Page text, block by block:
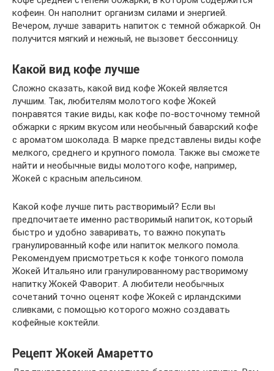
кофеин. Он наполнит организм силами и энергией.
Вечером, лучше заварить напиток с темной обжаркой. Он
получится мягкий и нежный, не вызовет бессонницу.
Какой вид кофе лучше
Сложно сказать, какой вид кофе Жокей является
лучшим. Так, любителям молотого кофе Жокей
понравятся такие виды, как кофе по-восточному темной
обжарки с ярким вкусом или необычный баварский кофе
с ароматом шоколада. В марке представлены виды кофе
мелкого, среднего и крупного помола. Также вы сможете
найти и необычные виды молотого кофе, например,
Жокей с красным апельсином.
Какой кофе лучше пить растворимый? Если вы
предпочитаете именно растворимый напиток, который
быстро и удобно заваривать, то важно покупать
гранулированный кофе или напиток мелкого помола.
Рекомендуем присмотреться к кофе тонкого помола
Жокей Итальяно или гранулированному растворимому
напитку Жокей Фаворит. А любители необычных
сочетаний точно оценят кофе Жокей с ирландскими
сливками, с помощью которого можно создавать
кофейные коктейли.
Рецепт Жокей Амаретто